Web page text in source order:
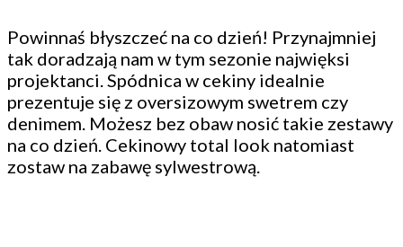
Powinnaś błyszczeć na co dzień! Przynajmniej
tak doradzają nam w tym sezonie najwięksi
projektanci. Spódnica w cekiny idealnie
prezentuje się z oversizowym swetrem czy
denimem. Możesz bez obaw nosić takie zestawy
na co dzień. Cekinowy total look natomiast
zostaw na zabawę sylwestrową.